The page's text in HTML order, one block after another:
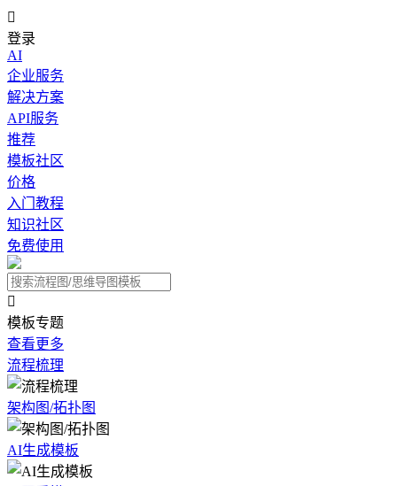

登录
AI
企业服务
解决方案
API服务
推荐
模板社区
价格
入门教程
知识社区
免费使用

模板专题
查看更多
流程梳理
架构图/拓扑图
AI生成模板